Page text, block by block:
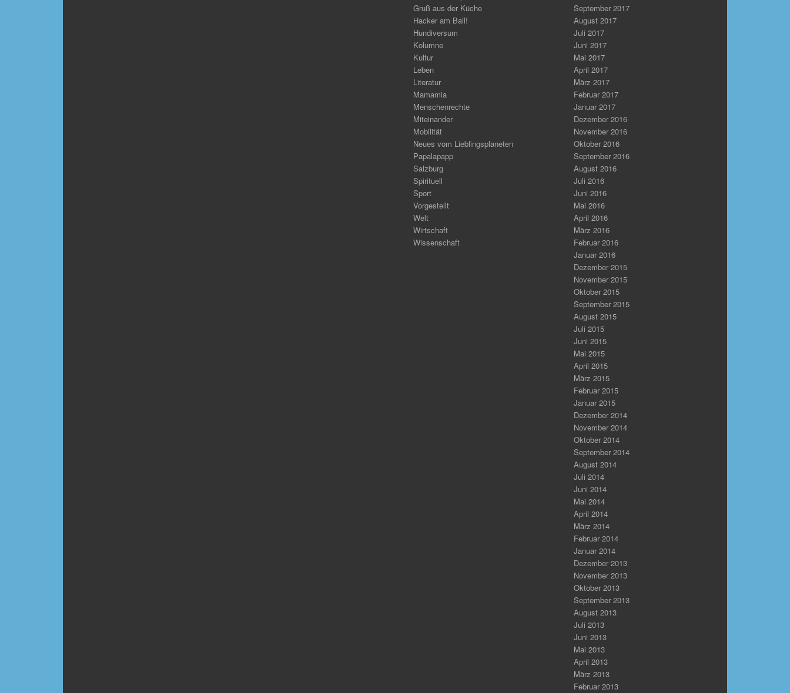
Gruß aus der Küche
Hacker am Ball!
Hundiversum
Kolumne
Kultur
Leben
Literatur
Mamamia
Menschenrechte
Miteinander
Mobilität
Neues vom Lieblingsplaneten
Papalapapp
Salzburg
Spirituell
Sport
Vorgestellt
Welt
Wirtschaft
Wissenschaft
September 2017
August 2017
Juli 2017
Juni 2017
Mai 2017
April 2017
März 2017
Februar 2017
Januar 2017
Dezember 2016
November 2016
Oktober 2016
September 2016
August 2016
Juli 2016
Juni 2016
Mai 2016
April 2016
März 2016
Februar 2016
Januar 2016
Dezember 2015
November 2015
Oktober 2015
September 2015
August 2015
Juli 2015
Juni 2015
Mai 2015
April 2015
März 2015
Februar 2015
Januar 2015
Dezember 2014
November 2014
Oktober 2014
September 2014
August 2014
Juli 2014
Juni 2014
Mai 2014
April 2014
März 2014
Februar 2014
Januar 2014
Dezember 2013
November 2013
Oktober 2013
September 2013
August 2013
Juli 2013
Juni 2013
Mai 2013
April 2013
März 2013
Februar 2013